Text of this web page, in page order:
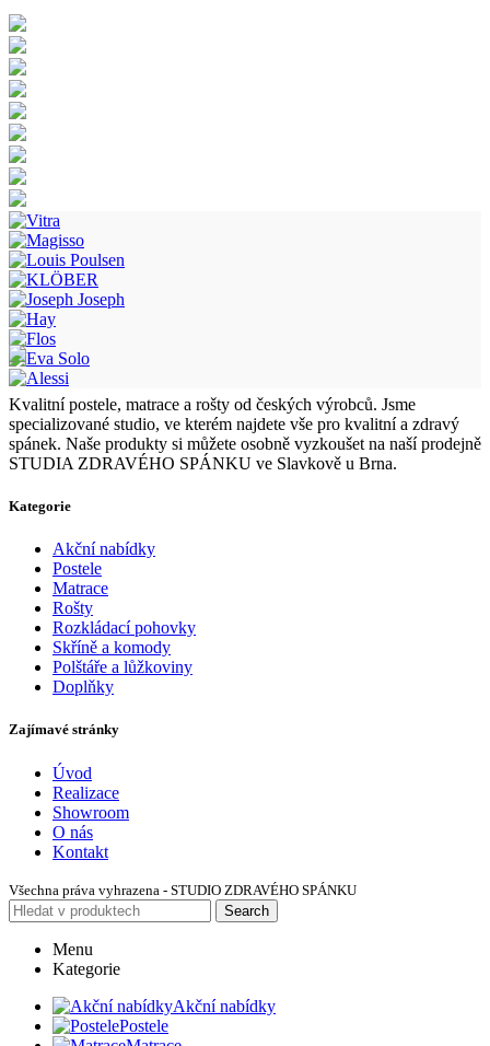
Kvalitní postele, matrace a rošty od českých výrobců. Jsme
specializované studio, ve kterém najdete vše pro kvalitní a zdravý
spánek. Naše produkty si můžete osobně vyzkoušet na naší prodejně
STUDIA ZDRAVÉHO SPÁNKU ve Slavkově u Brna.
Kategorie
Akční nabídky
Postele
Matrace
Rošty
Rozkládací pohovky
Skříně a komody
Polštáře a lůžkoviny
Doplňky
Zajímavé stránky
Úvod
Realizace
Showroom
O nás
Kontakt
Všechna práva vyhrazena - STUDIO ZDRAVÉHO SPÁNKU
Search
Menu
Kategorie
Akční nabídky
Postele